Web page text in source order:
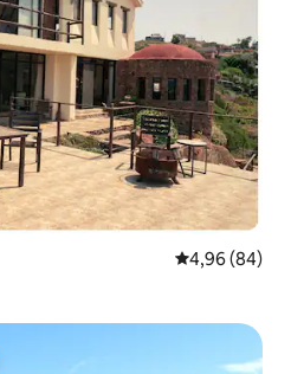
4,96 de uma
4,96 (84)